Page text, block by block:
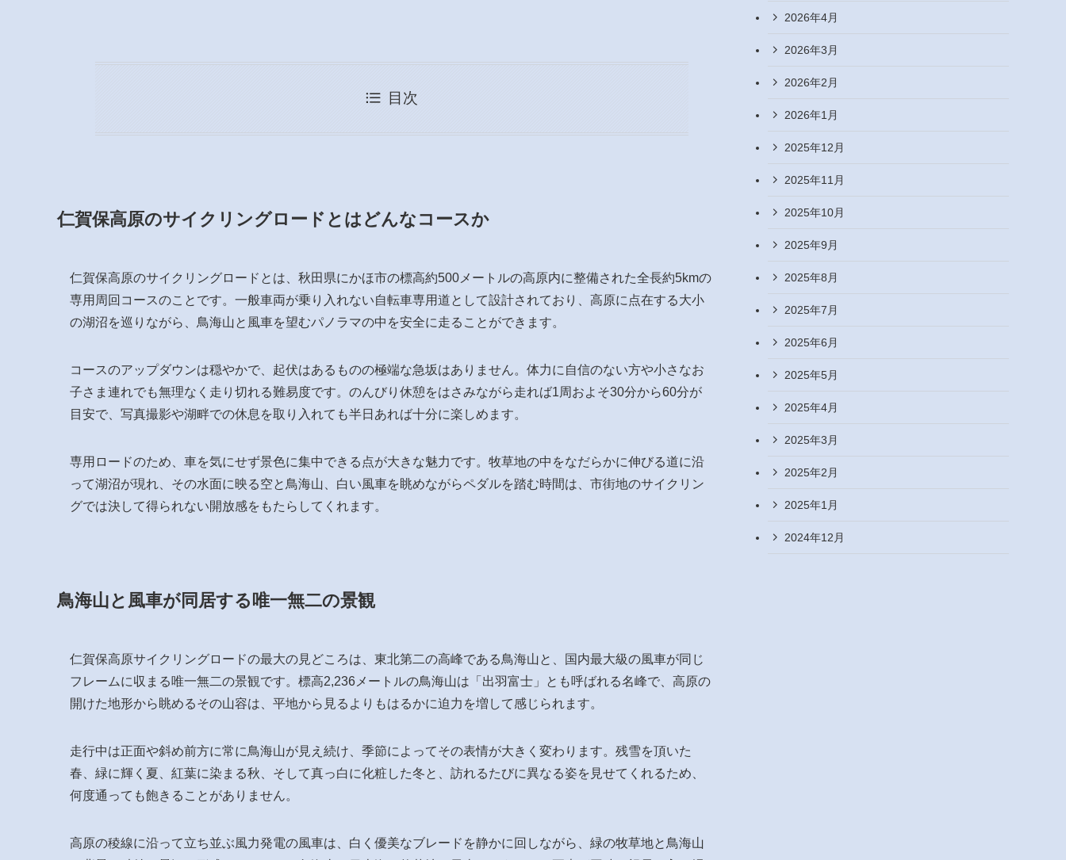
目次
仁賀保高原のサイクリングロードとはどんなコースか
仁賀保高原のサイクリングロードとは、秋田県にかほ市の標高約500メートルの高原内に整備された全長約5kmの
専用周回コースのことです。一般車両が乗り入れない自転車専用道として設計されており、高原に点在する大小
の湖沼を巡りながら、鳥海山と風車を望むパノラマの中を安全に走ることができます。
コースのアップダウンは穏やかで、起伏はあるものの極端な急坂はありません。体力に自信のない方や小さなお
子さま連れでも無理なく走り切れる難易度です。のんびり休憩をはさみながら走れば1周およそ30分から60分が
目安で、写真撮影や湖畔での休息を取り入れても半日あれば十分に楽しめます。
専用ロードのため、車を気にせず景色に集中できる点が大きな魅力です。牧草地の中をなだらかに伸びる道に沿
って湖沼が現れ、その水面に映る空と鳥海山、白い風車を眺めながらペダルを踏む時間は、市街地のサイクリン
グでは決して得られない開放感をもたらしてくれます。
鳥海山と風車が同居する唯一無二の景観
仁賀保高原サイクリングロードの最大の見どころは、東北第二の高峰である鳥海山と、国内最大級の風車が同じ
フレームに収まる唯一無二の景観です。標高2,236メートルの鳥海山は「出羽富士」とも呼ばれる名峰で、高原の
開けた地形から眺めるその山容は、平地から見るよりもはるかに迫力を増して感じられます。
走行中は正面や斜め前方に常に鳥海山が見え続け、季節によってその表情が大きく変わります。残雪を頂いた
春、緑に輝く夏、紅葉に染まる秋、そして真っ白に化粧した冬と、訪れるたびに異なる姿を見せてくれるため、
何度通っても飽きることがありません。
高原の稜線に沿って立ち並ぶ風力発電の風車は、白く優美なブレードを静かに回しながら、緑の牧草地と鳥海山
2026年4月
2026年3月
2026年2月
2026年1月
2025年12月
2025年11月
2025年10月
2025年9月
2025年8月
2025年7月
2025年6月
2025年5月
2025年4月
2025年3月
2025年2月
2025年1月
2024年12月